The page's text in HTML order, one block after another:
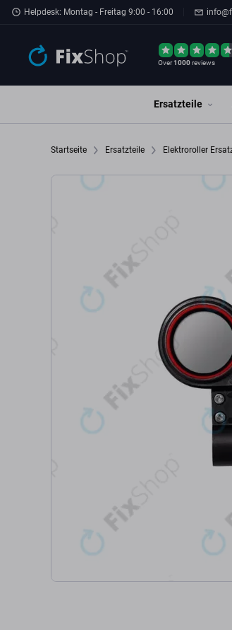
Zum Hauptinhalt springen
Helpdesk: Montag - Freitag 9:00 - 16:00
Over1000reviews
Ersatzteile
Startseite Ersatzteile Elektroroller